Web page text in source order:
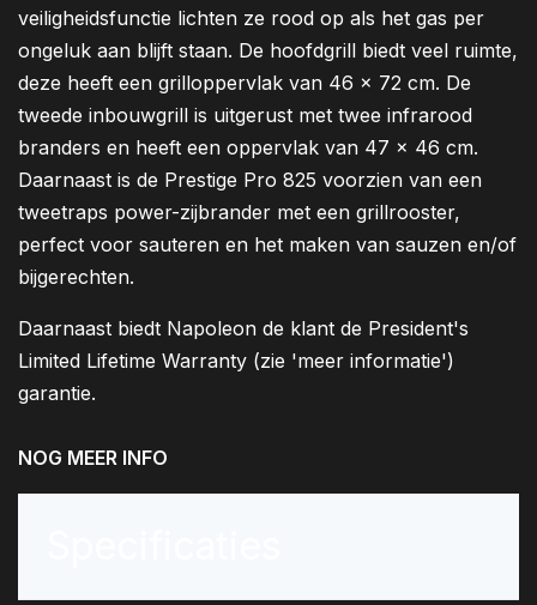
veiligheidsfunctie lichten ze rood op als het gas per
ongeluk aan blijft staan. De hoofdgrill biedt veel ruimte,
deze heeft een grilloppervlak van 46 x 72 cm. De
tweede inbouwgrill is uitgerust met twee infrarood
branders en heeft een oppervlak van 47 x 46 cm.
Daarnaast is de Prestige Pro 825 voorzien van een
tweetraps power-zijbrander met een grillrooster,
perfect voor sauteren en het maken van sauzen en/of
bijgerechten.
Daarnaast biedt Napoleon de klant de President's
Limited Lifetime Warranty (zie 'meer informatie')
garantie.
NOG MEER INFO